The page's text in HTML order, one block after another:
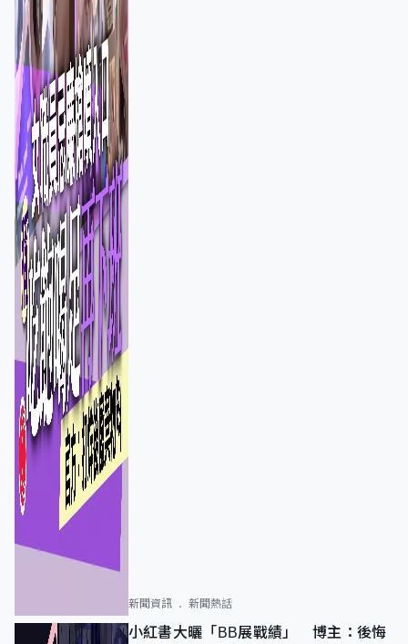
新聞資訊 新聞熱話
小紅書大曬「BB展戰績」 博主：後悔